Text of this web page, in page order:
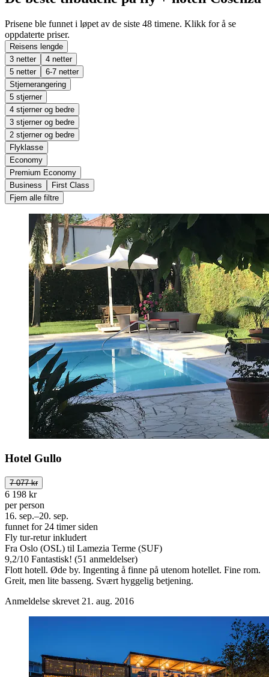
Prisene ble funnet i løpet av de siste 48 timene. Klikk for å se
oppdaterte priser.
Reisens lengde
3 netter
4 netter
5 netter
6-7 netter
Stjernerangering
5 stjerner
4 stjerner og bedre
3 stjerner og bedre
2 stjerner og bedre
Flyklasse
Economy
Premium Economy
Business
First Class
Fjern alle filtre
Hotel Gullo
7 077 kr
6 198 kr
per person
16. sep.–20. sep.
funnet for 24 timer siden
Fly tur-retur inkludert
Fra Oslo (OSL) til Lamezia Terme (SUF)
9,2/10 Fantastisk! (51 anmeldelser)
Flott hotell. Øde by. Ingenting å finne på utenom hotellet. Fine rom.
Greit, men lite basseng. Svært hyggelig betjening.
Anmeldelse skrevet 21. aug. 2016